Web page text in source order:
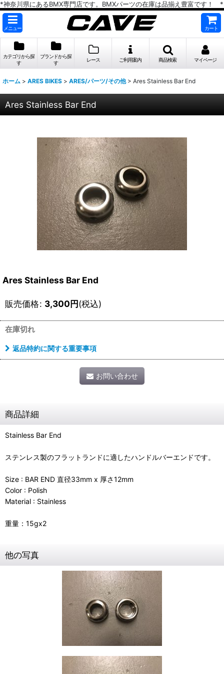
*神奈川県にあるBMX専門店です。BMXパーツの在庫は品揃え豊富です！ *
メニュー カート
カテゴリから探
す
ブランドから探
す
レース ご利用案内 商品検索 マイページ
ホーム > ARES BIKES > ARES/パーツ/その他 > Ares Stainless Bar End
Ares Stainless Bar End
Ares Stainless Bar End
販売価格: 3,300円(税込)
在庫切れ
返品特約に関する重要事項
お問い合わせ
商品詳細
Stainless Bar End
ステンレス製のフラットランドに適したハンドルバーエンドです。
Size : BAR END 直径33mm x 厚さ12mm
Color : Polish
Material : Stainless
重量：15gx2
他の写真